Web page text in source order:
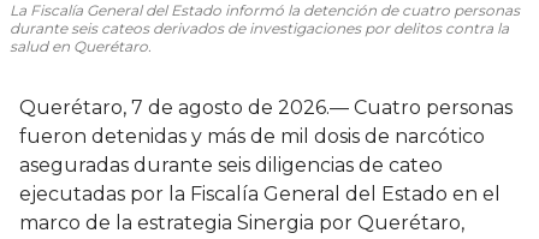
La Fiscalía General del Estado informó la detención de cuatro personas
durante seis cateos derivados de investigaciones por delitos contra la
salud en Querétaro.
Querétaro, 7 de agosto de 2026.— Cuatro personas
fueron detenidas y más de mil dosis de narcótico
aseguradas durante seis diligencias de cateo
ejecutadas por la Fiscalía General del Estado en el
marco de la estrategia Sinergia por Querétaro,